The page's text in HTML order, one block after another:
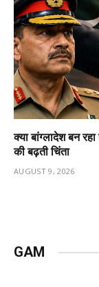
क्या बांग्लादेश बन
की बढ़ती चिंता
AUGUST 9, 2026
GAM